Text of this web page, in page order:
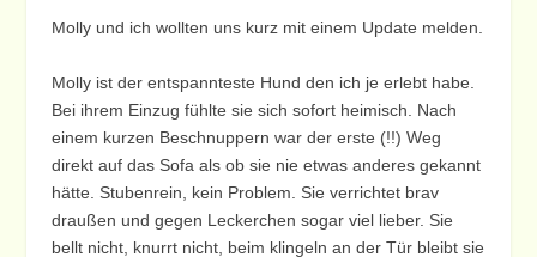
Molly und ich wollten uns kurz mit einem Update melden.
Molly ist der entspannteste Hund den ich je erlebt habe.
Bei ihrem Einzug fühlte sie sich sofort heimisch. Nach
einem kurzen Beschnuppern war der erste (!!) Weg
direkt auf das Sofa als ob sie nie etwas anderes gekannt
hätte. Stubenrein, kein Problem. Sie verrichtet brav
draußen und gegen Leckerchen sogar viel lieber. Sie
bellt nicht, knurrt nicht, beim klingeln an der Tür bleibt sie